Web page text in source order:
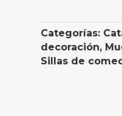
Categorías:
decoración,
Sillas de